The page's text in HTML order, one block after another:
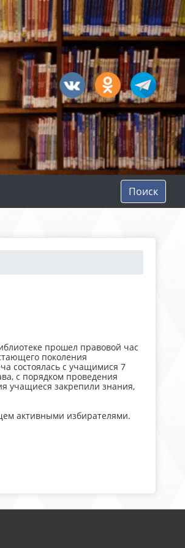
Поиск
прошел правовой час
поколения
состоялась с учащимися 7
с порядком проведения
учащиеся закрепили знания,
активными избирателями.